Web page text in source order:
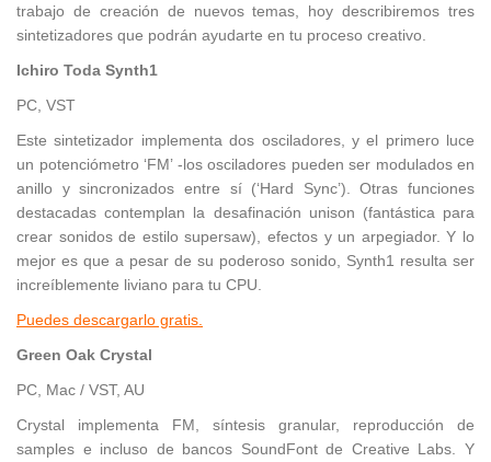
trabajo de creación de nuevos temas, hoy describiremos tres
sintetizadores que podrán ayudarte en tu proceso creativo.
Ichiro Toda Synth1
PC, VST
Este sintetizador implementa dos osciladores, y el primero luce
un potenciómetro ‘FM’ -los osciladores pueden ser modulados en
anillo y sincronizados entre sí (‘Hard Sync’). Otras funciones
destacadas contemplan la desafinación unison (fantástica para
crear sonidos de estilo supersaw), efectos y un arpegiador. Y lo
mejor es que a pesar de su poderoso sonido, Synth1 resulta ser
increíblemente liviano para tu CPU.
Puedes descargarlo gratis.
Green Oak Crystal
PC, Mac / VST, AU
Crystal implementa FM, síntesis granular, reproducción de
samples e incluso de bancos SoundFont de Creative Labs. Y